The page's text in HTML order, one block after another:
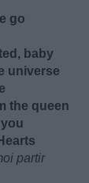
go
baby
universe
the queen
partir